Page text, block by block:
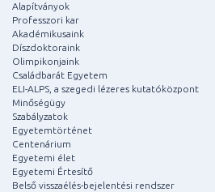
Alapítványok
Professzori kar
Akadémikusaink
Díszdoktoraink
Olimpikonjaink
Családbarát Egyetem
ELI-ALPS, a szegedi lézeres kutatóközpont
Minőségügy
Szabályzatok
Egyetemtörténet
Centenárium
Egyetemi élet
Egyetemi Értesítő
Belső visszaélés-bejelentési rendszer